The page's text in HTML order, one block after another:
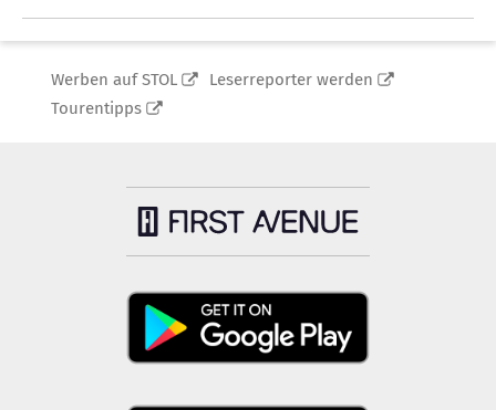
Werben auf STOL
Leserreporter werden
Tourentipps